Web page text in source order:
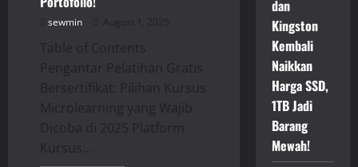
sewmin August 1, 2025
Table of Contents
Pengantar Pelatihan Gratis
Bersertifikat: Pilihan Kursus
Microlearning yang Wajib
Dicoba di 2025 Platform
Kursus...
dan
Kingston
Kembali
Naikkan
Harga SSD,
1TB Jadi
Barang
Mewah!